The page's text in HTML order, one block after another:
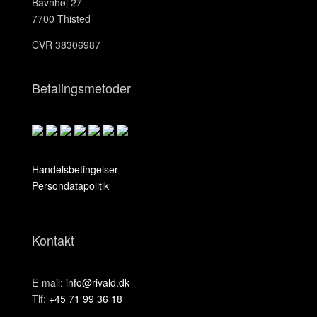
7700 Thisted
CVR 38306987
Betalingsmetoder
Handelsbetingelser
Persondatapolitik
Kontakt
E-mail: info@rivald.dk
Tlf: +45 71 99 36 18